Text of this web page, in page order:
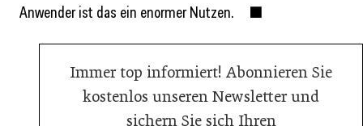
Anwender ist das ein enormer Nutzen. ■
Immer top informiert! Abonnieren Sie
kostenlos unseren Newsletter und
sichern Sie sich Ihren